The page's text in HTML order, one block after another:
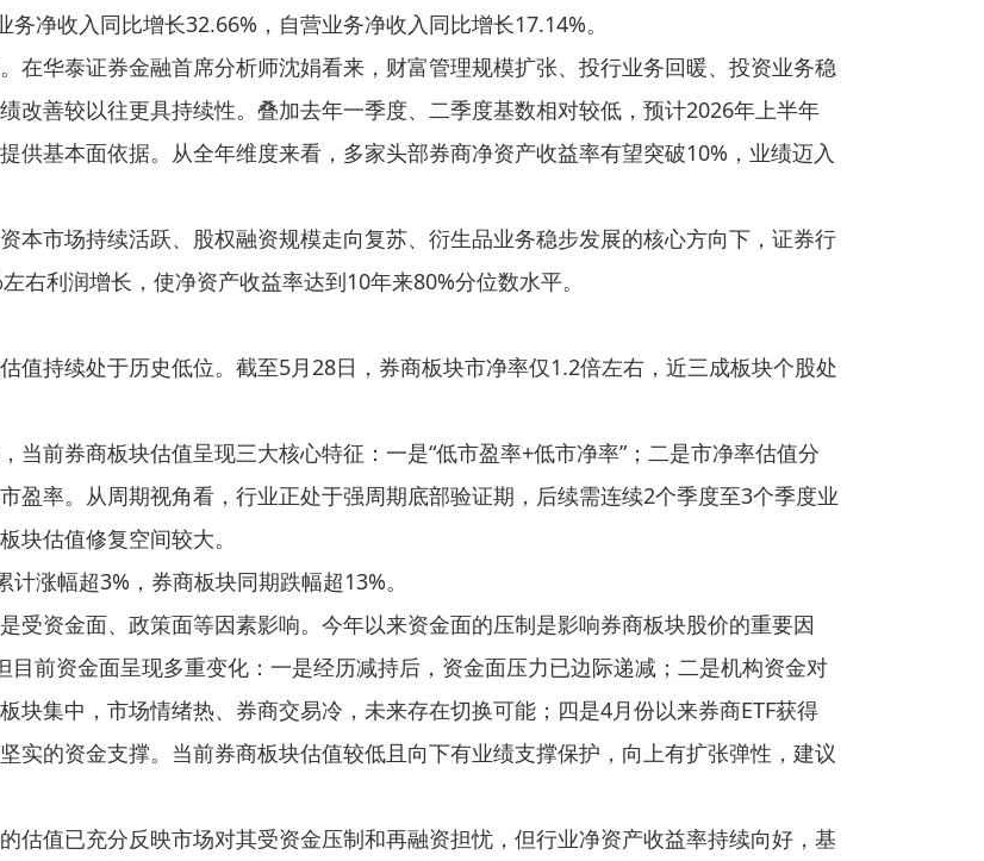
净收入同比增长32.66%，自营业务净收入同比增长17.14%。
在华泰证券金融首席分析师沈娟看来，财富管理规模扩张、投行业务回暖、投资业务稳
改善较以往更具持续性。叠加去年一季度、二季度基数相对较低，预计2026年上半年
供基本面依据。从全年维度来看，多家头部券商净资产收益率有望突破10%，业绩迈入
本市场持续活跃、股权融资规模走向复苏、衍生品业务稳步发展的核心方向下，证券行
右利润增长，使净资产收益率达到10年来80%分位数水平。
值持续处于历史低位。截至5月28日，券商板块市净率仅1.2倍左右，近三成板块个股处
当前券商板块估值呈现三大核心特征：一是“低市盈率+低市净率”；二是市净率估值分
盈率。从周期视角看，行业正处于强周期底部验证期，后续需连续2个季度至3个季度业
块估值修复空间较大。
涨幅超3%，券商板块同期跌幅超13%。
受资金面、政策面等因素影响。今年以来资金面的压制是影响券商板块股价的重要因
目前资金面呈现多重变化：一是经历减持后，资金面压力已边际递减；二是机构资金对
块集中，市场情绪热、券商交易冷，未来存在切换可能；四是4月份以来券商ETF获得
实的资金支撑。当前券商板块估值较低且向下有业绩支撑保护，向上有扩张弹性，建议
估值已充分反映市场对其受资金压制和再融资担忧，但行业净资产收益率持续向好，基